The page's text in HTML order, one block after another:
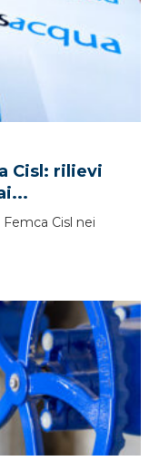
Cisl: rilievi
Cisl nei